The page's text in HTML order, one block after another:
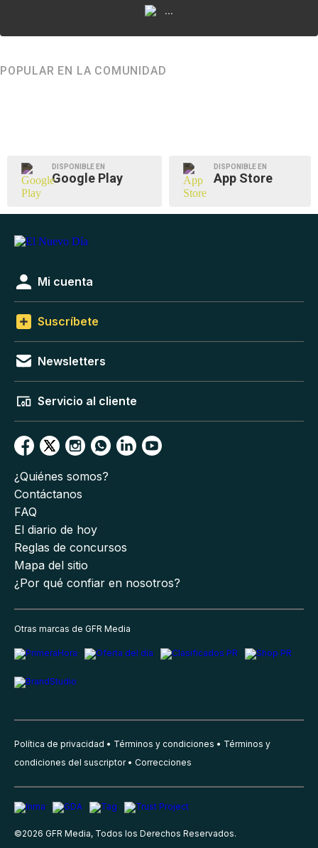
...
POPULAR EN LA COMUNIDAD
DISPONIBLE EN
Google Play
DISPONIBLE EN
App Store
Mi cuenta
Suscríbete
Newsletters
Servicio al cliente
¿Quiénes somos?
Contáctanos
FAQ
El diario de hoy
Reglas de concursos
Mapa del sitio
¿Por qué confiar en nosotros?
Otras marcas de GFR Media
Política de privacidad Términos y condiciones
Términos y
condiciones del suscriptor
Correcciones
©2026 GFR Media, Todos los Derechos Reservados.